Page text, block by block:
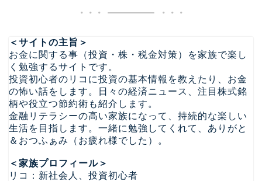
＜サイトの主旨＞
お金に関する事（投資・株・税金対策）を家族で楽し
く勉強するサイトです。
投資初心者のリコに投資の基本情報を教えたり、お金
の怖い話をします。日々の経済ニュース、注目株式銘
柄や役立つ節約術も紹介します。
金融リテラシーの高い家族になって、持続的な楽しい
生活を目指します。一緒に勉強してくれて、ありがと
＆おつふぁみ（お疲れ様でした）。
＜家族プロフィール＞
リコ：新社会人、投資初心者